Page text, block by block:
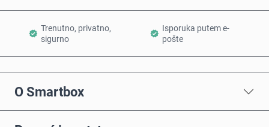
Trenutno, privatno,
sigurno
Isporuka putem e-
pošte
O Smartbox